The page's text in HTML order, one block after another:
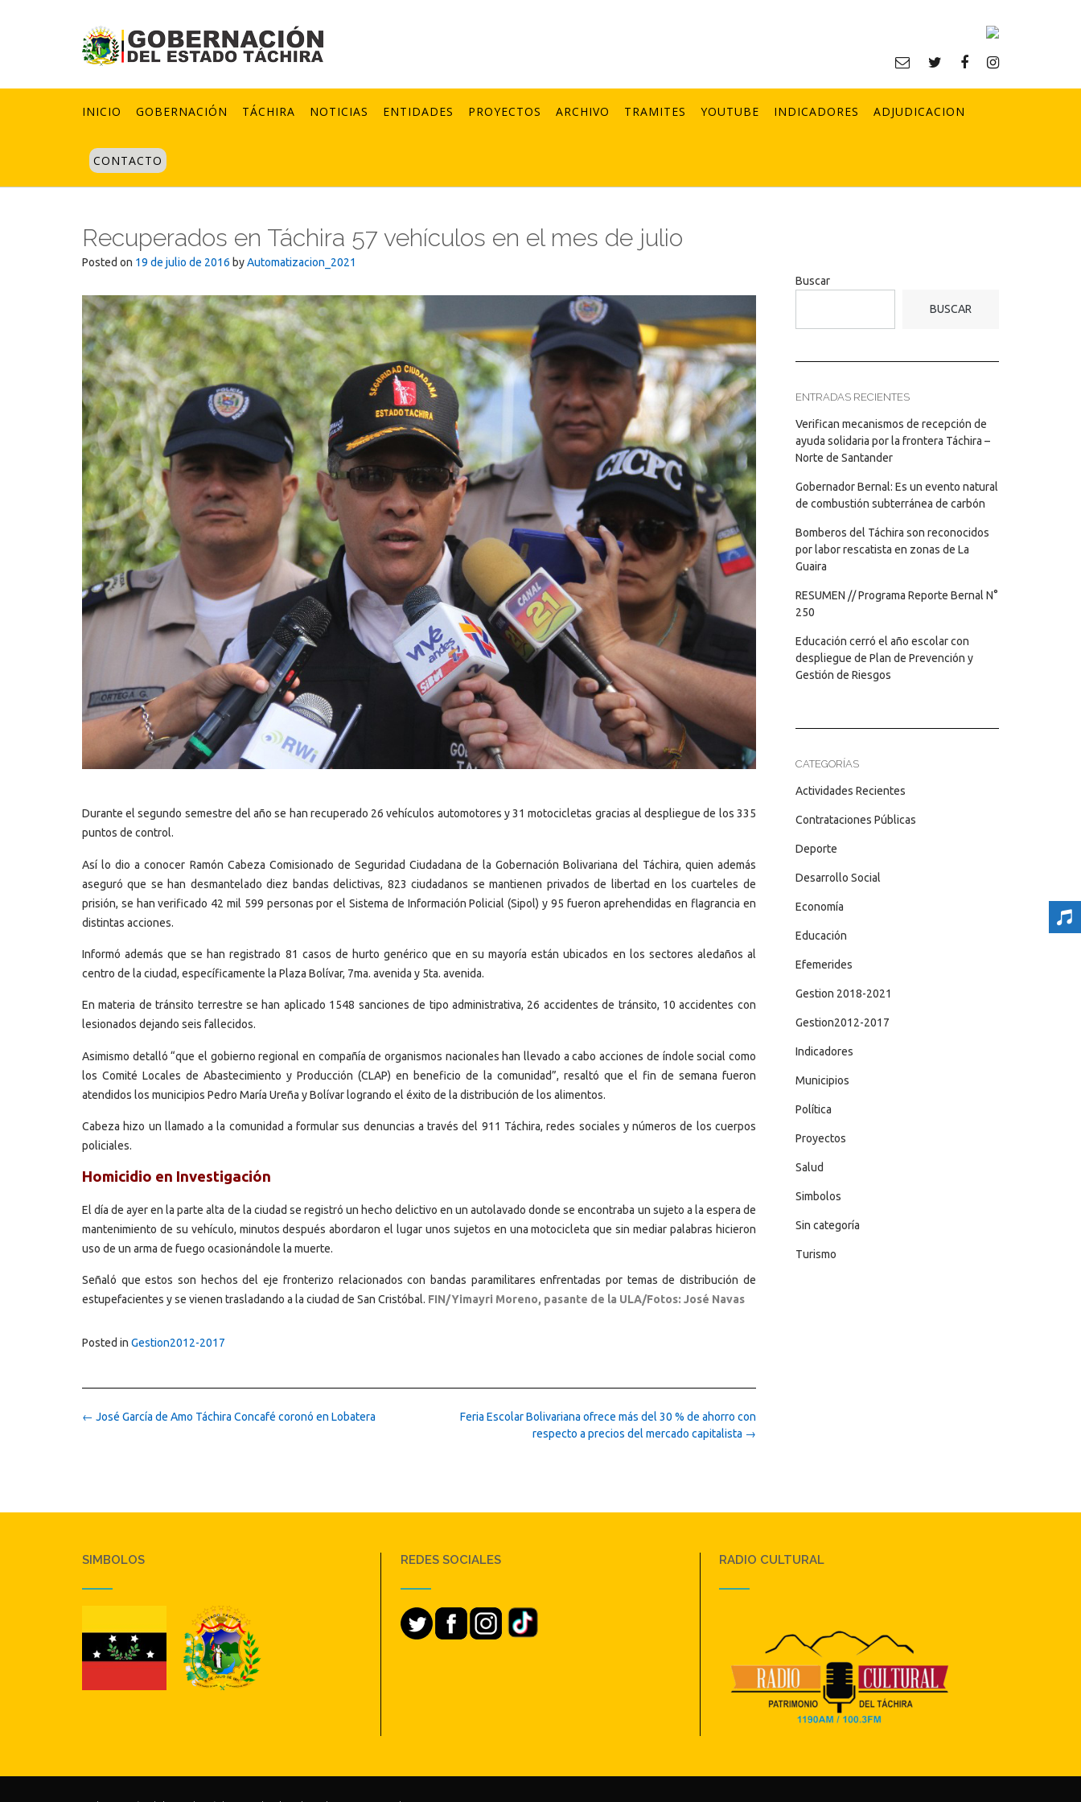
INICIO GOBERNACIÓN TÁCHIRA NOTICIAS ENTIDADES PROYECTOS ARCHIVO TRAMITES YOUTUBE INDICADORES ADJUDICACION
CONTACTO
Recuperados en Táchira 57 vehículos en el mes de julio
Posted on 19 de julio de 2016 byAutomatizacion_2021
Durante el segundo semestre del año se han recuperado 26 vehículos automotores y 31 motocicletas gracias al despliegue de los 335
puntos de control.
Así lo dio a conocer Ramón Cabeza Comisionado de Seguridad Ciudadana de la Gobernación Bolivariana del Táchira, quien además
aseguró que se han desmantelado diez bandas delictivas, 823 ciudadanos se mantienen privados de libertad en los cuarteles de
prisión, se han verificado 42 mil 599 personas por el Sistema de Información Policial (Sipol) y 95 fueron aprehendidas en flagrancia en
distintas acciones.
Informó además que se han registrado 81 casos de hurto genérico que en su mayoría están ubicados en los sectores aledaños al
centro de la ciudad, específicamente la Plaza Bolívar, 7ma. avenida y 5ta. avenida.
En materia de tránsito terrestre se han aplicado 1548 sanciones de tipo administrativa, 26 accidentes de tránsito, 10 accidentes con
lesionados dejando seis fallecidos.
Asimismo detalló “que el gobierno regional en compañía de organismos nacionales han llevado a cabo acciones de índole social como
los Comité Locales de Abastecimiento y Producción (CLAP) en beneficio de la comunidad”, resaltó que el fin de semana fueron
atendidos los municipios Pedro María Ureña y Bolívar logrando el éxito de la distribución de los alimentos.
Cabeza hizo un llamado a la comunidad a formular sus denuncias a través del 911 Táchira, redes sociales y números de los cuerpos
policiales.
Homicidio en Investigación
El día de ayer en la parte alta de la ciudad se registró un hecho delictivo en un autolavado donde se encontraba un sujeto a la espera de
mantenimiento de su vehículo, minutos después abordaron el lugar unos sujetos en una motocicleta que sin mediar palabras hicieron
uso de un arma de fuego ocasionándole la muerte.
Señaló que estos son hechos del eje fronterizo relacionados con bandas paramilitares enfrentadas por temas de distribución de
estupefacientes y se vienen trasladando a la ciudad de San Cristóbal. FIN/Yimayri Moreno, pasante de la ULA/Fotos: José Navas
Posted in Gestion2012-2017
Post
Feria Escolar Bolivariana ofrece más del 30 % de ahorro con
respecto a precios del mercado capitalista →
← José García de Amo Táchira Concafé coronó en Lobatera
Buscar
BUSCAR
ENTRADAS RECIENTES
Verifican mecanismos de recepción de
ayuda solidaria por la frontera Táchira –
Norte de Santander
Gobernador Bernal: Es un evento natural
de combustión subterránea de carbón
Bomberos del Táchira son reconocidos
por labor rescatista en zonas de La
Guaira
RESUMEN // Programa Reporte Bernal N°
250
Educación cerró el año escolar con
despliegue de Plan de Prevención y
Gestión de Riesgos
CATEGORÍAS
Actividades Recientes
Contrataciones Públicas
Deporte
Desarrollo Social
Economía
Educación
Efemerides
Gestion 2018-2021
Gestion2012-2017
Indicadores
Municipios
Política
Proyectos
Salud
Simbolos
Sin categoría
Turismo
SIMBOLOS REDES SOCIALES RADIO CULTURAL